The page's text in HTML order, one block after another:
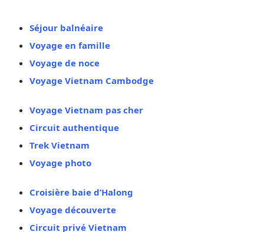
Séjour balnéaire
Voyage en famille
Voyage de noce
Voyage Vietnam Cambodge
Voyage Vietnam pas cher
Circuit authentique
Trek Vietnam
Voyage photo
Croisière baie d’Halong
Voyage découverte
Circuit privé Vietnam